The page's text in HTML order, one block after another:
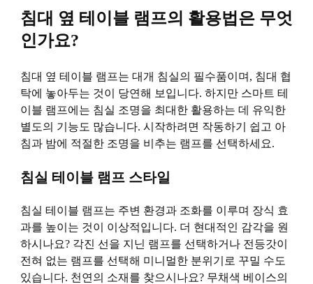
침대 옆 테이블 램프의 활용법은 무엇
인가요?
침대 옆 테이블 램프는 대개 침실의 필수품이며, 침대 협
탁에 놓아두는 것이 당연해 보입니다. 하지만 스마트 테
이블 램프에는 침실 조명을 최대한 활용하는 데 유익한
별도의 기능도 많습니다. 시작하려면 작동하기 쉽고 아
침과 밤에 적절한 조명을 비추는 램프를 선택하세요.
침실 테이블 램프 스타일
침실 테이블 램프는 주변 환경과 조화를 이루며 장식 효
과를 높이는 것이 이상적입니다. 더 현대적인 감각을 원
하시나요? 각진 선을 지닌 램프를 선택하거나 전등갓이
전혀 없는 램프를 선택해 미니멀한 분위기로 꾸밀 수도
있습니다. 천연의 소재를 찾으시나요? 무채색 베이스의